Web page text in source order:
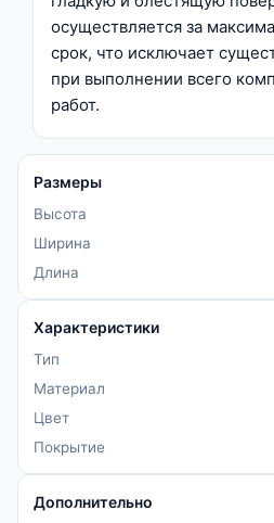
осуществляется за
срок, что исключает
при выполнении всего
работ.
Размеры
Высота
Ширина
Длина
Характеристики
Тип
Материал
Цвет
Покрытие
Дополнительно